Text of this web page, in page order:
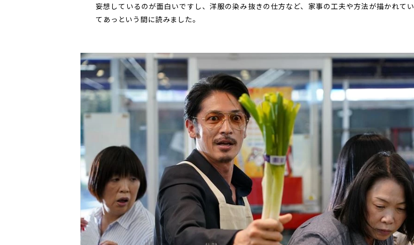
妄想しているのが面白いですし、洋服の染み抜きの仕方など、家事の工夫や方法が描かれてい
てあっという間に読みました。